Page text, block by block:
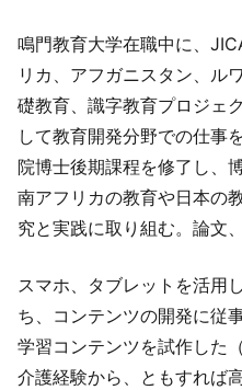
鳴門教育大学在職中に、
リカ、アフガニスタン、ル
礎教育、識字教育プロジェ
して教育開発分野での仕事
院博士後期課程を修了し、
南アフリカの教育や日本の
究と実践に取り組む。論文
スマホ、タブレットを活用
ち、コンテンツの開発に従
学習コンテンツを試作した
介護経験から、ともすれば